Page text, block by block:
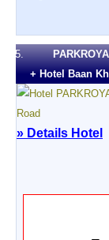
5.
+ Hotel Baan
» Details Hotel